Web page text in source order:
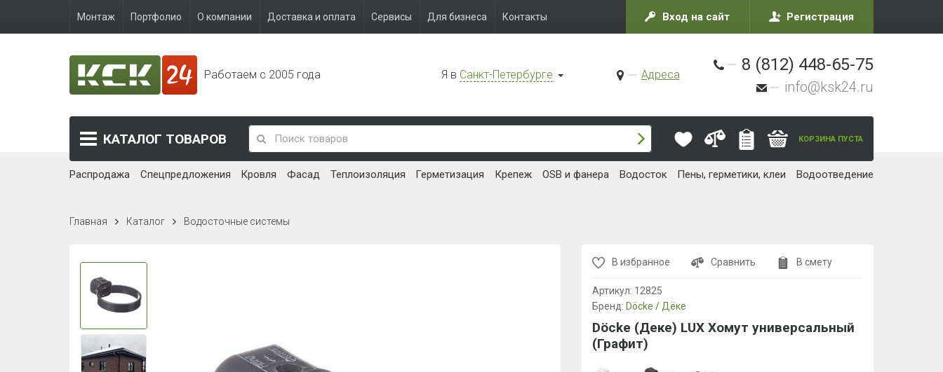
Монтаж Портфолио О компании Доставка и оплата Сервисы Для бизнеса Контакты Вход на сайт Регистрация
Работаем с 2005 года Я в Санкт-Петербурге Адреса
8 (812) 448-65-75
info@ksk24.ru
КАТАЛОГ ТОВАРОВ КОРЗИНА ПУСТА
Распродажа Спецпредложения Кровля Фасад Теплоизоляция Герметизация Крепеж OSB и фанера Водосток Пены, герметики, клеи Водоотведение
Главная Каталог Водосточные системы
В избранное Сравнить В смету
Артикул: 12825
Бренд: Döcke / Дёке
Döcke (Деке) LUX Хомут универсальный
(Графит)